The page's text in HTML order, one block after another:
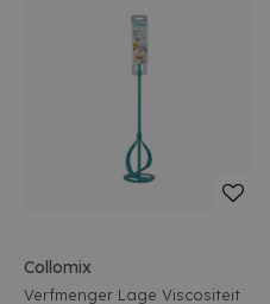
Collomix
Verfmenger Lage Viscositeit